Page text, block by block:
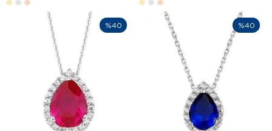
%40 %40